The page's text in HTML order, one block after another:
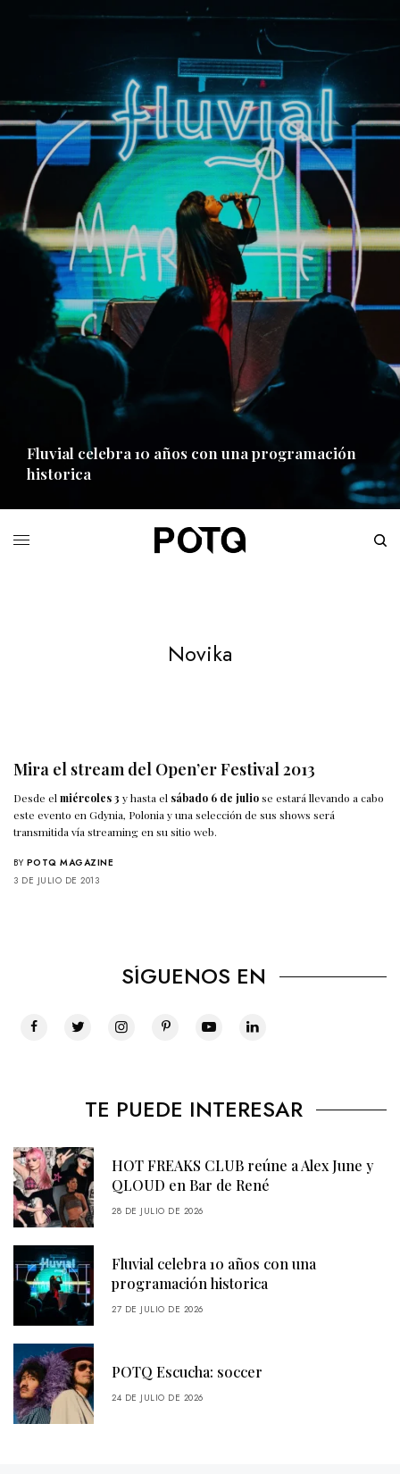
Fluvial celebra 10 años con una programación
historica
Novika
Mira el stream del Open’er Festival 2013
Desde elmiércoles 3 y hasta el sábado 6 de juliose estará llevando a cabo
este evento en Gdynia, Polonia y una selección de sus shows será
transmitida vía streaming en su sitio web.
BY POTQ MAGAZINE
3 DE JULIO DE 2013
SÍGUENOS EN
TE PUEDE INTERESAR
HOT FREAKS CLUB reúne a Alex June y
QLOUD en Bar de René
28 DE JULIO DE 2026
Fluvial celebra 10 años con una
programación historica
27 DE JULIO DE 2026
POTQ Escucha: soccer
24 DE JULIO DE 2026